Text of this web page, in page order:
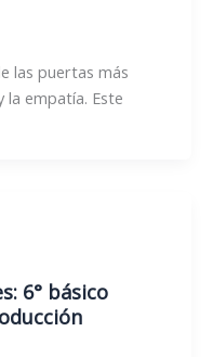
las puertas más
la empatía. Este
6° básico